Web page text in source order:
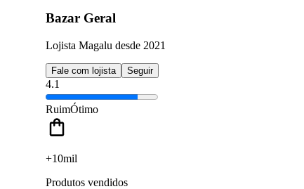
Bazar Geral
Lojista Magalu desde 2021
Fale com lojista Seguir
4.1
RuimÓtimo
+10mil
Produtos vendidos